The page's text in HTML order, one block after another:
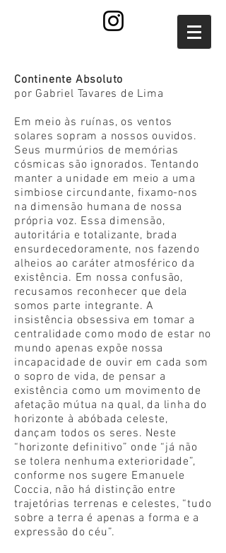
Continente Absoluto
por Gabriel Tavares de Lima
Em meio às ruínas, os ventos
solares sopram a nossos ouvidos.
Seus murmúrios de memórias
cósmicas são ignorados. Tentando
manter a unidade em meio a uma
simbiose circundante, fixamo-nos
na dimensão humana de nossa
própria voz. Essa dimensão,
autoritária e totalizante, brada
ensurdecedoramente, nos fazendo
alheios ao caráter atmosférico da
existência. Em nossa confusão,
recusamos reconhecer que dela
somos parte integrante. A
insistência obsessiva em tomar a
centralidade como modo de estar no
mundo apenas expõe nossa
incapacidade de ouvir em cada som
o sopro de vida, de pensar a
existência como um movimento de
afetação mútua na qual, da linha do
horizonte à abóbada celeste,
dançam todos os seres. Neste
“horizonte definitivo” onde “já não
se tolera nenhuma exterioridade”,
conforme nos sugere Emanuele
Coccia, não há distinção entre
trajetórias terrenas e celestes, “tudo
sobre a terra é apenas a forma e a
expressão do céu”.